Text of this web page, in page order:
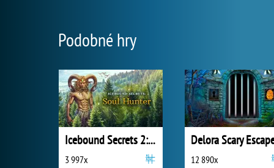
Podobné hry
Icebound Secrets 2: Soul Hunter
3 997x 12 890x